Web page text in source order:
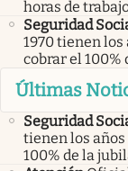
horas de
Seguridad
1970 tienen
cobrar el
Últimas
Seguridad
tienen los
100% de la